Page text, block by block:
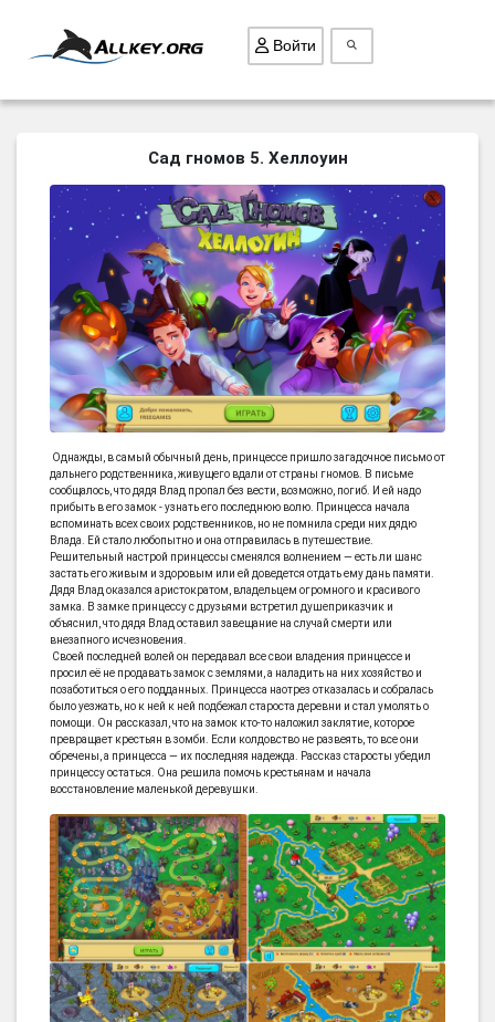
ПОИСК ПРЕДМЕТОВ
ГОЛОВОЛОМКИ
БИЗНЕС
ТРИ-В-РЯД
СТРАТЕГИИ
СТРЕЛЯЛКИ
КВЕСТ
НОВОСТИ
Войти
Сад гномов 5. Хеллоуин
Однажды, в самый обычный день, принцессе пришло загадочное письмо от
дальнего родственника, живущего вдали от страны гномов. В письме
сообщалось, что дядя Влад пропал без вести, возможно, погиб. И ей надо
прибыть в его замок - узнать его последнюю волю. Принцесса начала
вспоминать всех своих родственников, но не помнила среди них дядю
Влада. Ей стало любопытно и она отправилась в путешествие.
Решительный настрой принцессы сменялся волнением — есть ли шанс
застать его живым и здоровым или ей доведется отдать ему дань памяти.
Дядя Влад оказался аристократом, владельцем огромного и красивого
замка. В замке принцессу с друзьями встретил душеприказчик и
объяснил, что дядя Влад оставил завещание на случай смерти или
внезапного исчезновения.
Своей последней волей он передавал все свои владения принцессе и
просил её не продавать замок с землями, а наладить на них хозяйство и
позаботиться о его подданных. Принцесса наотрез отказалась и собралась
было уезжать, но к ней к ней подбежал староста деревни и стал умолять о
помощи. Он рассказал, что на замок кто-то наложил заклятие, которое
превращает крестьян в зомби. Если колдовство не развеять, то все они
обречены, а принцесса — их последняя надежда. Рассказ старосты убедил
принцессу остаться. Она решила помочь крестьянам и начала
восстановление маленькой деревушки.